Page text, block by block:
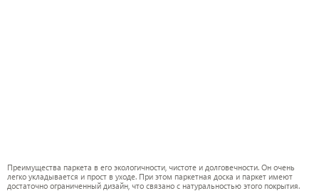
Преимущества паркета в его экологичности, чистоте и долговечности. Он очень
легко укладывается и прост в уходе. При этом паркетная доска и паркет имеют
достаточно ограниченный дизайн, что связано с натуральностью этого покрытия.